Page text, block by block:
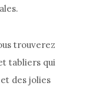
trouverez
tabliers qui
des jolies